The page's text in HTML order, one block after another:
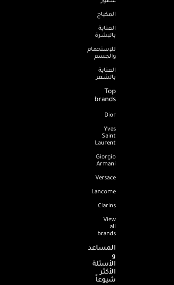
المكياج
العناية
بالبشرة
للإستحمام
والجسم
العناية
بالشعر
Top
brands
Dior
Yves
Saint
Laurent
Giorgio
Armani
Versace
Lancome
Clarins
View
all
brands
المساعد
و
الأسئلة
الأكثر
شيوعاً